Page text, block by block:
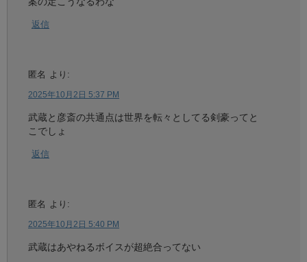
返信
匿名 より:
2025年10月2日 5:37 PM
武蔵と彦斎の共通点は世界を転々としてる剣豪ってと
こでしょ
返信
匿名 より:
2025年10月2日 5:40 PM
武蔵はあやねるボイスが超絶合ってない